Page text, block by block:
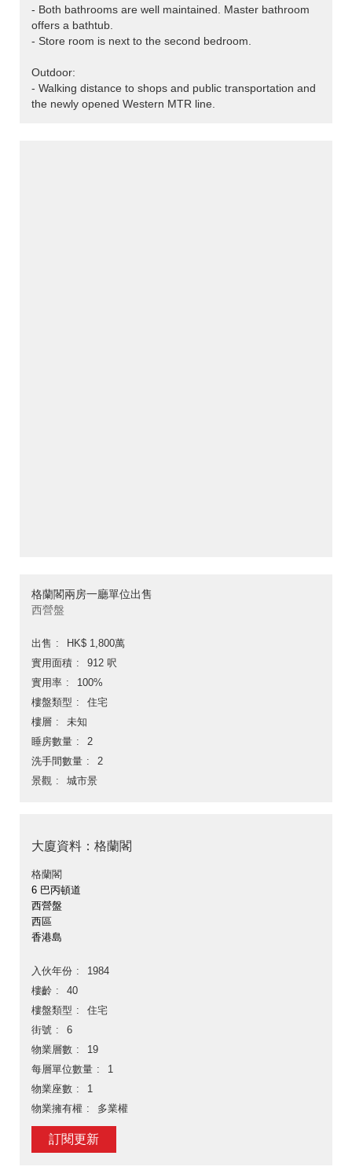
- Both bathrooms are well maintained. Master bathroom
offers a bathtub.
- Store room is next to the second bedroom.
Outdoor:
- Walking distance to shops and public transportation and
the newly opened Western MTR line.
格蘭閣兩房一廳單位出售
西營盤
出售
HK$ 1,800萬
實用面積
912 呎
實用率
100%
樓盤類型
住宅
樓層
未知
睡房數量
2
洗手間數量
2
景觀
城市景
大廈資料：格蘭閣
格蘭閣
6 巴丙頓道
西營盤
西區
香港島
入伙年份
1984
樓齡
40
樓盤類型
住宅
街號
6
物業層數
19
每層單位數量
1
物業座數
1
物業擁有權
多業權
訂閱更新